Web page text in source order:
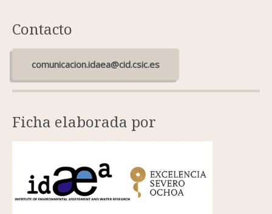
Contacto
comunicacion.idaea@cid.csic.es
Ficha elaborada por